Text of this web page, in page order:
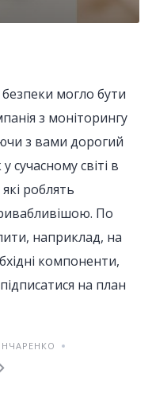
могло бути
з моніторингу
з вами дорогий
сучасному світі в
роблять
По
наприклад, на
компоненти,
на план